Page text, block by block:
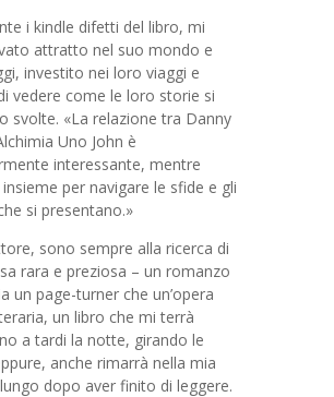
i kindle difetti del libro, mi
attratto nel suo mondo e
investito nei loro viaggi e
vedere come le loro storie si
svolte. «La relazione tra Danny
Uno John è
interessante, mentre
per navigare le sfide e gli
si presentano.»
sono sempre alla ricerca di
rara e preziosa – un romanzo
un page-turner che un’opera
un libro che mi terrà
a tardi la notte, girando le
anche rimarrà nella mia
dopo aver finito di leggere.